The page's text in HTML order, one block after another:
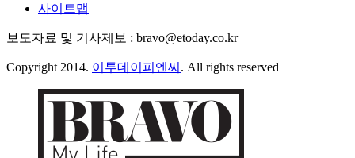
사이트맵
보도자료 및 기사제보 : bravo@etoday.co.kr
Copyright 2014. 이투데이피엔씨 . All rights reserved